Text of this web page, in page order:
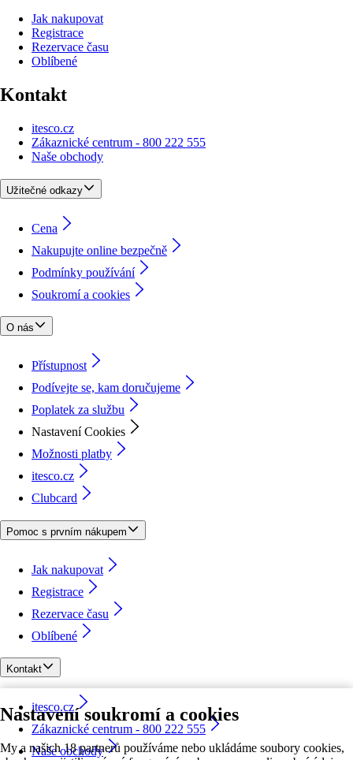
Nastavení soukromí a cookies
My a našich 18 partnerů používáme nebo ukládáme soubory cookies,
Jak nakupovat
Registrace
Rezervace času
Oblíbené
Kontakt
itesco.cz
Zákaznické centrum - 800 222 555
Naše obchody
Užitečné odkazy
Cena
Nakupujte online bezpečně
Podmínky používání
Soukromí a cookies
O nás
Přístupnost
Podívejte se, kam doručujeme
Poplatek za službu
Nastavení Cookies
Možnosti platby
itesco.cz
Clubcard
Pomoc s prvním nákupem
Jak nakupovat
Registrace
Rezervace času
Oblíbené
Kontakt
itesco.cz
Zákaznické centrum - 800 222 555
Naše obchody